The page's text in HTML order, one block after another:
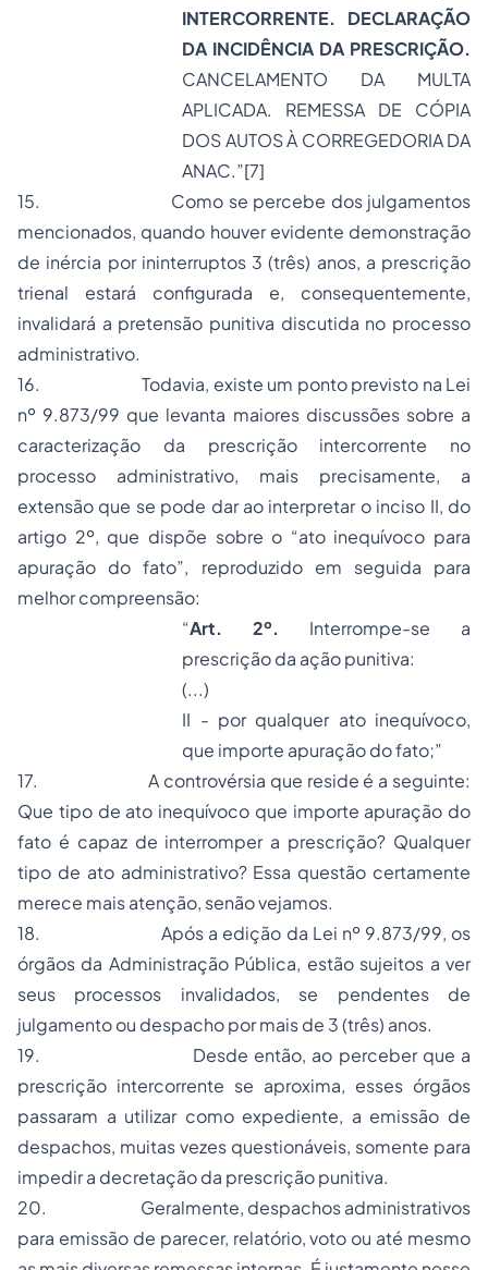
INTERCORRENTE. DECLARAÇÃO
DA INCIDÊNCIA DA PRESCRIÇÃO.
CANCELAMENTO DA MULTA
APLICADA.
REMESSA DE CÓPIA
DOS AUTOS À CORREGEDORIA DA
ANAC.”[7]
15. Como se percebe dos julgamentos
mencionados, quando houver evidente demonstração
de inércia por ininterruptos 3 (três) anos, a prescrição
trienal estará configurada e, consequentemente,
invalidará a pretensão punitiva discutida no processo
administrativo.
16.Todavia, existe um ponto previsto na Lei
nº 9.873/99 que levanta maiores discussões sobre a
caracterização da prescrição intercorrente no
processo administrativo, mais precisamente, a
extensão que se pode dar ao interpretar o inciso II, do
artigo 2º, que dispõe sobre o “ato inequívoco para
apuração do fato”, reproduzido em seguida para
melhor compreensão:
“Art. 2º. Interrompe-se a
prescrição da ação punitiva:
(...)
II - por qualquer ato inequívoco,
que importe apuração do fato;”
17.A controvérsia que reside é a seguinte:
Que tipo de ato inequívoco que importe apuração do
fato é capaz de interromper a prescrição? Qualquer
tipo de ato administrativo? Essa questão certamente
merece mais atenção, senão vejamos.
18.Após a edição da Lei nº 9.873/99, os
órgãos da Administração Pública, estão sujeitos a ver
seus processos invalidados, se pendentes de
julgamento ou despacho por mais de 3 (três) anos.
19. Desde então, ao perceber que a
prescrição intercorrente se aproxima, esses órgãos
passaram a utilizar como expediente, a emissão de
despachos, muitas vezes questionáveis, somente para
impedir a decretação da prescrição punitiva.
20. Geralmente, despachos administrativos
para emissão de parecer, relatório, voto ou até mesmo